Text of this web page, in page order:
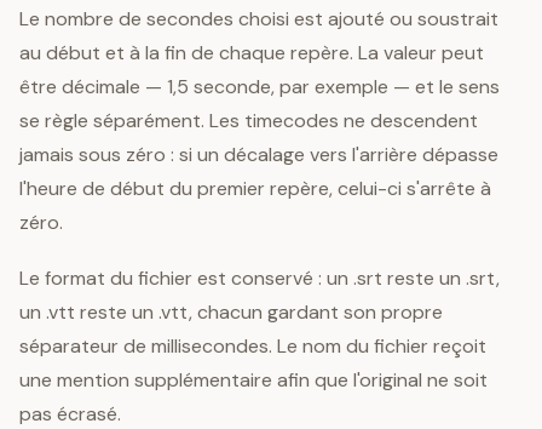
Le nombre de secondes choisi est ajouté ou soustrait
au début et à la fin de chaque repère. La valeur peut
être décimale — 1,5 seconde, par exemple — et le sens
se règle séparément. Les timecodes ne descendent
jamais sous zéro : si un décalage vers l'arrière dépasse
l'heure de début du premier repère, celui-ci s'arrête à
zéro.
Le format du fichier est conservé : un .srt reste un .srt,
un .vtt reste un .vtt, chacun gardant son propre
séparateur de millisecondes. Le nom du fichier reçoit
une mention supplémentaire afin que l'original ne soit
pas écrasé.